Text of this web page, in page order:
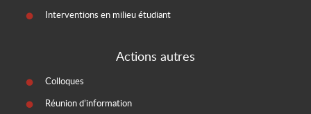
Interventions en milieu étudiant
Actions autres
Colloques
Réunion d’information